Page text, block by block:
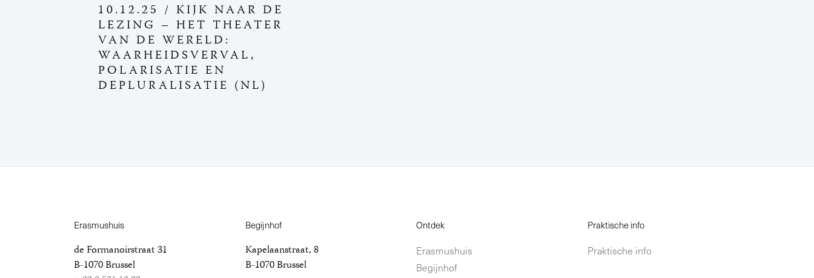
10.12.25 / KIJK NAAR DE
LEZING – HET THEATER
VAN DE WERELD:
WAARHEIDSVERVAL,
POLARISATIE EN
DEPLURALISATIE (NL)
Erasmushuis
de Formanoirstraat 31
B-1070 Brussel
Begijnhof
Kapelaanstraat, 8
B-1070 Brussel
Ontdek
Erasmushuis
Begijnhof
Praktische info
Praktische info